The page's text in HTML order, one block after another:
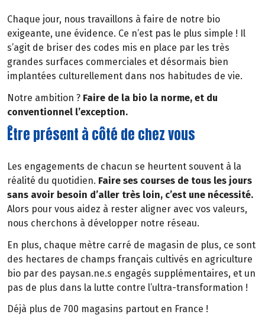
Chaque jour, nous travaillons à faire de notre bio
exigeante, une évidence. Ce n’est pas le plus simple ! Il
s’agit de briser des codes mis en place par les très
grandes surfaces commerciales et désormais bien
implantées culturellement dans nos habitudes de vie.
Notre ambition ? Faire de la bio la norme, et du
conventionnel l’exception.
Être présent à côté de chez vous
Les engagements de chacun se heurtent souvent à la
réalité du quotidien. Faire ses courses de tous les jours
sans avoir besoin d’aller très loin, c’est une nécessité.
Alors pour vous aidez à rester aligner avec vos valeurs,
nous cherchons à développer notre réseau.
En plus, chaque mètre carré de magasin de plus, ce sont
des hectares de champs français cultivés en agriculture
bio par des paysan.ne.s engagés supplémentaires, et un
pas de plus dans la lutte contre l’ultra-transformation !
Déjà plus de 700 magasins partout en France !